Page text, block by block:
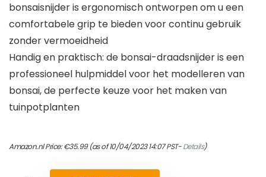
bonsaisnijder is ergonomisch ontworpen om u een
comfortabele grip te bieden voor continu gebruik
zonder vermoeidheid
Handig en praktisch: de bonsai-draadsnijder is een
professioneel hulpmiddel voor het modelleren van
bonsai, de perfecte keuze voor het maken van
tuinpotplanten
Amazon.nl Price:€35.99(as of 10/04/2023 14:07 PST-Details)